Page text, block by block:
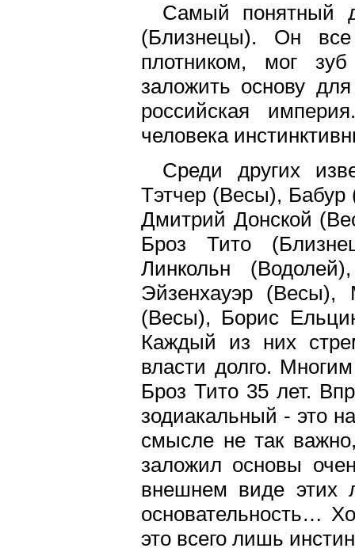
Самый понятный
(Близнецы). Он
плотником, мог
заложить основу
российская
человека
Среди других
Тэтчер (Весы), Бабур
Дмитрий Донской
Броз Тито
Линкольн
Эйзенхауэр (Весы),
(Весы), Борис
Каждый из них
власти долго.
Броз Тито 35 лет.
зодиакальный - это
смысле не так
заложил основы
внешнем виде этих
основательность…
это всего лишь